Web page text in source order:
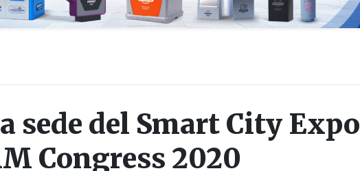
sede del Smart City Expo
Congress 2020